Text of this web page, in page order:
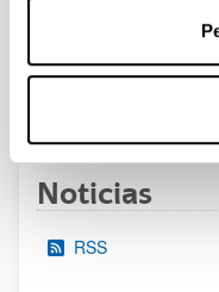
Se ha publicado la
Noticias
RSS